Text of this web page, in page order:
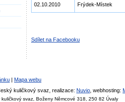
02.10.2010 Frýdek-Místek
Sdílet na Facebooku
| Mapa webu
kuličkový svaz, realizace: Nuvio , webhosting:
kuličkový svaz, Boženy Němcové 318, 250 82 Úvaly